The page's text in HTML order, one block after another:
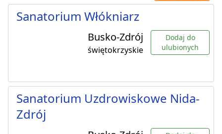
Sanatorium Włókniarz
Busko-Zdrój
świętokrzyskie
Dodaj do
ulubionych
Sanatorium Uzdrowiskowe Nida-
Zdrój